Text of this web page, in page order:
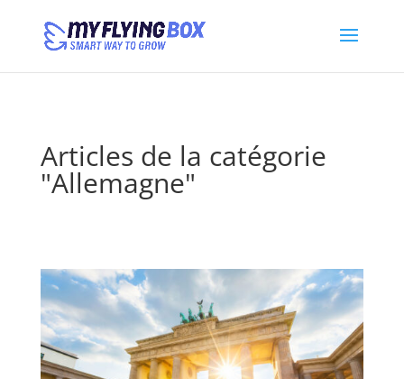
Articles de la catégorie
"Allemagne"